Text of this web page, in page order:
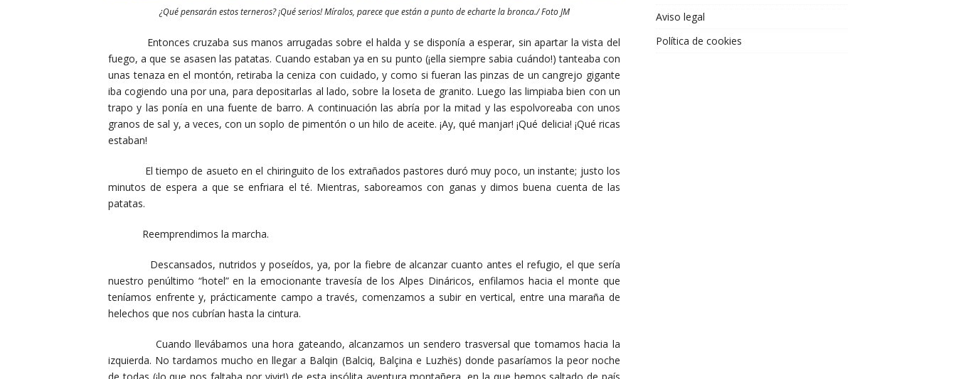
¿Qué pensarán estos terneros? ¡Qué serios! Míralos, parece que están a punto de echarte la bronca./ Foto JM
Entonces cruzaba sus manos arrugadas sobre el halda y se disponía a esperar, sin apartar la vista del
fuego, a que se asasen las patatas. Cuando estaban ya en su punto (¡ella siempre sabia cuándo!) tanteaba con
unas tenaza en el montón, retiraba la ceniza con cuidado, y como si fueran las pinzas de un cangrejo gigante
iba cogiendo una por una, para depositarlas al lado, sobre la loseta de granito. Luego las limpiaba bien con un
trapo y las ponía en una fuente de barro. A continuación las abría por la mitad y las espolvoreaba con unos
granos de sal y, a veces, con un soplo de pimentón o un hilo de aceite. ¡Ay, qué manjar! ¡Qué delicia! ¡Qué ricas
estaban!
El tiempo de asueto en el chiringuito de los extrañados pastores duró muy poco, un instante; justo los
minutos de espera a que se enfriara el té. Mientras, saboreamos con ganas y dimos buena cuenta de las
patatas.
Reemprendimos la marcha.
Descansados, nutridos y poseídos, ya, por la fiebre de alcanzar cuanto antes el refugio, el que sería
nuestro penúltimo “hotel” en la emocionante travesía de los Alpes Dináricos, enfilamos hacia el monte que
teníamos enfrente y, prácticamente campo a través, comenzamos a subir en vertical, entre una maraña de
helechos que nos cubrían hasta la cintura.
Cuando llevábamos una hora gateando, alcanzamos un sendero trasversal que tomamos hacia la
izquierda. No tardamos mucho en llegar a Balqin (Balciq, Balçina e Luzhës) donde pasaríamos la peor noche
Aviso legal
Política de cookies